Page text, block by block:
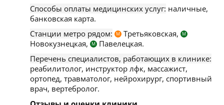
Способы оплаты медицинских услуг: наличные,
банковская карта.
Станции метро рядом:
М Третьяковская, М
Новокузнецкая, М
Павелецкая.
Перечень специалистов, работающих в клинике:
реабилитолог, инструктор лфк, массажист,
ортопед, травматолог, нейрохирург, спортивный
врач, вертебролог.